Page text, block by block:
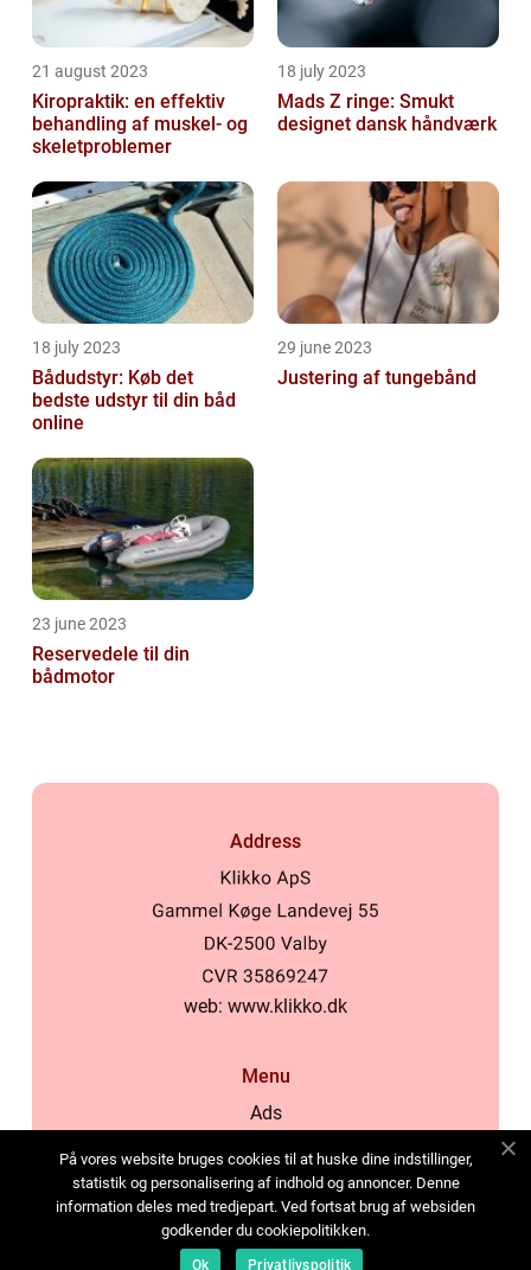
21 august 2023
Kiropraktik: en effektiv
behandling af muskel- og
skeletproblemer
18 july 2023
Mads Z ringe: Smukt
designet dansk håndværk
18 july 2023
Bådudstyr: Køb det
bedste udstyr til din båd
online
29 june 2023
Justering af tungebånd
23 june 2023
Reservedele til din
bådmotor
Address
web: www.klikko.dk
Menu
Ads
Cookies
Contact
Sitemap
På vores website bruges cookies til at huske dine indstillinger,
statistik og personalisering af indhold og annoncer. Denne
information deles med tredjepart. Ved fortsat brug af websiden
godkender du cookiepolitikken.
Ok Privatlivspolitik